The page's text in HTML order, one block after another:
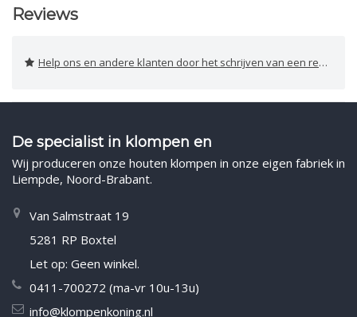
Reviews
Help ons en andere klanten door het schrijven van een review
De specialist in klompen en
Wij produceren onze houten klompen in onze eigen fabriek in
Liempde, Noord-Brabant.
Van Salmstraat 19
5281 RP Boxtel
Let op: Geen winkel.
0411-700272 (ma-vr 10u-13u)
info@klompenkoning.nl